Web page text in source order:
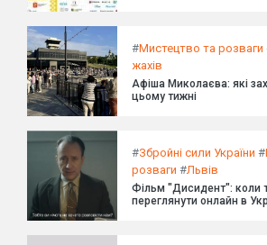
#Мистецтво та розваги
жахів
Афіша Миколаєва: які
цьому тижні
#Збройні сили України #
розваги #Львів
Фільм "Дисидент": коли
переглянути онлайн в